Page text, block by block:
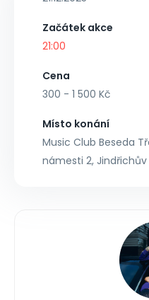
Začátek akce
21:00
Cena
300 - 1 500 Kč
Místo konání
Music Club Beseda
námesti 2, Jindřichův